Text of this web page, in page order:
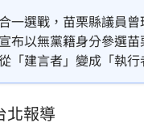
一選戰，苗栗縣議員曾
布以無黨籍身分參選苗
「建言者」變成「執行
北報導